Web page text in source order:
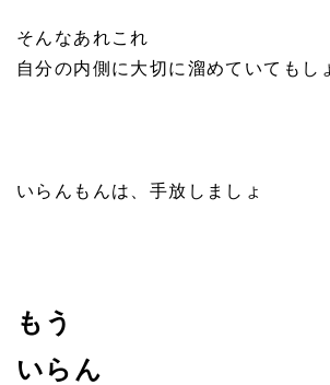
そんなあれこれ
自分の内側に大切に溜めていてもし
いらんもんは、手放しましょ
もう
いらん